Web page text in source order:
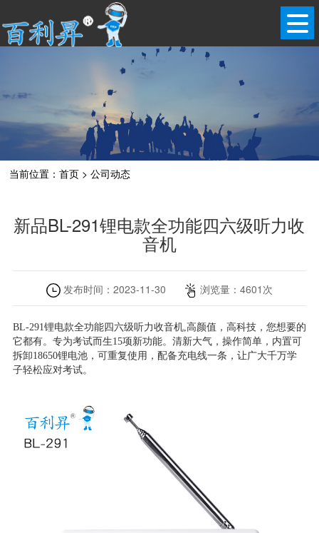
当前位置：首页 >公司动态
新品BL-291锂电款全功能四六级听力收
音机
发布时间： 2023-11-30 浏览量： 4601 次
BL-291锂电款全功能四六级听力收音机,高颜值，高科技，您想要的
它都有。专为考试而生15项新功能。清新大气，操作简单，内置可
拆卸18650锂电池，可重复使用，配备充电线一条，让广大千万学
子轻松应对考试。